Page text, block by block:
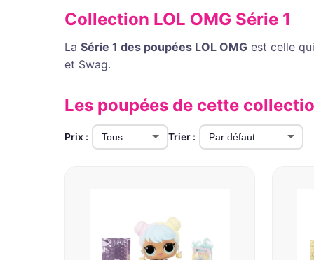
Collection LOL OMG Série 1
La Série 1 des poupées LOL OMG est celle
et Swag.
Les poupées de cette
Prix : Trier :